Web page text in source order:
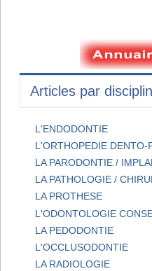
Articles par
L'ENDODONTIE
L'ORTHOPEDIE DENTO-
LA PARODONTIE /
LA PATHOLOGIE /
LA PROTHESE
L'ODONTOLOGIE
LA PEDODONTIE
L'OCCLUSODONTIE
LA RADIOLOGIE